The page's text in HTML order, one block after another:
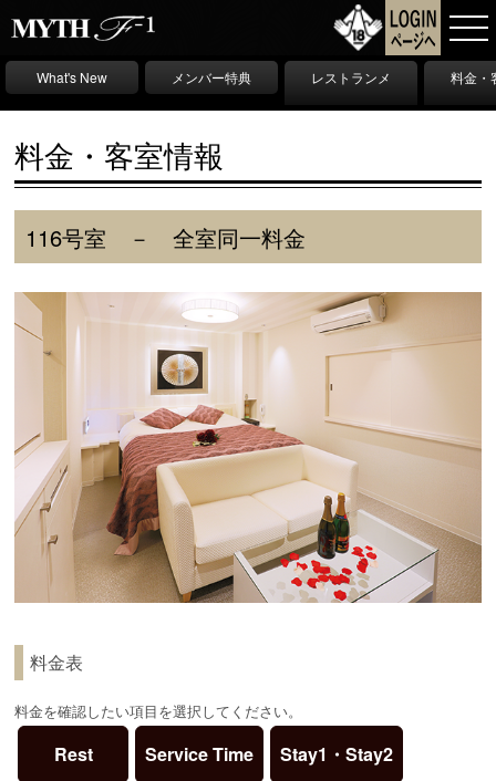
What's New メンバー特典
レストランメ
ニュー
料金・
報
料金・客室情報
116号室 － 全室同一料金
料金表
料金を確認したい項目を選択してください。
Rest Service Time Stay1・Stay2